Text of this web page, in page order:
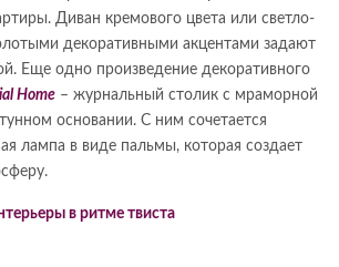
Диван кремового цвета или светло-
декоративными акцентами задают
Еще одно произведение декоративного
Home – журнальный столик с мраморной
основании. С ним сочетается
лампа в виде пальмы, которая создает